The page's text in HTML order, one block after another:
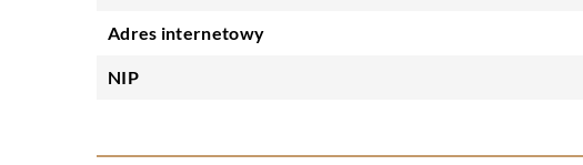
Adres internetowy
NIP